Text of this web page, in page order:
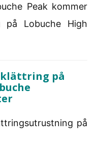
Peak kommer
Lobuche High
på
på